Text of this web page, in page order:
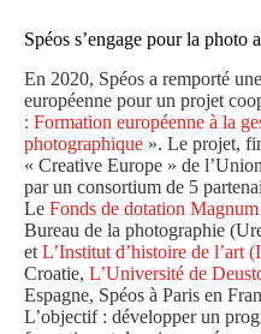
Spéos s’engage pour la photo
En 2020, Spéos a remporté
européenne pour un projet
: Formation européenne à la
photographique ». Le projet,
« Creative Europe » de
par un consortium de 5
Le Fonds de dotation
Bureau de la photographie
et L’Institut d’histoire de l’art
Croatie, L’Université de
Espagne, Spéos à Paris en
L’objectif : développer un